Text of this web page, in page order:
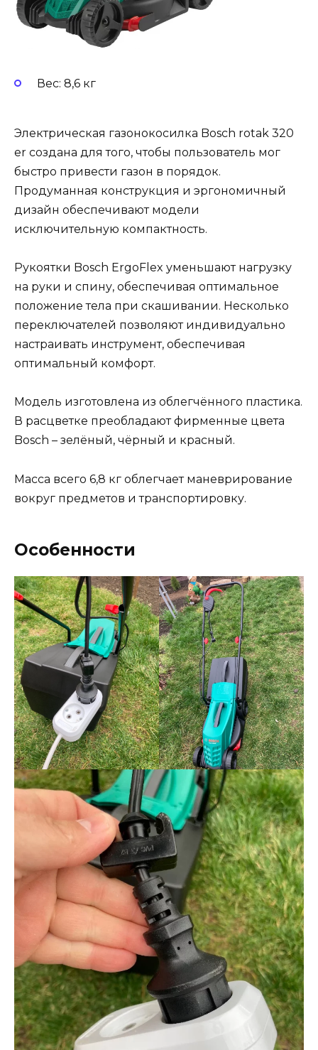
Вес: 8,6 кг
Электрическая газонокосилка Bosch rotak 320
er создана для того, чтобы пользователь мог
быстро привести газон в порядок.
Продуманная конструкция и эргономичный
дизайн обеспечивают модели
исключительную компактность.
Рукоятки Bosch ErgoFlex уменьшают нагрузку
на руки и спину, обеспечивая оптимальное
положение тела при скашивании. Несколько
переключателей позволяют индивидуально
настраивать инструмент, обеспечивая
оптимальный комфорт.
Модель изготовлена из облегчённого пластика.
В расцветке преобладают фирменные цвета
Bosch – зелёный, чёрный и красный.
Масса всего 6,8 кг облегчает маневрирование
вокруг предметов и транспортировку.
Особенности